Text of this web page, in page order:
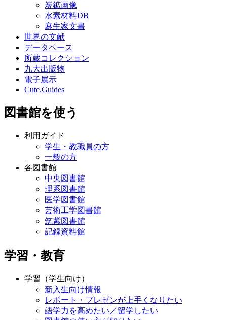
炭鉱画像
水素材料DB
麻生家文書
世界の文献
データベース
所蔵コレクション
九大出版物
電子展示
Cute.Guides
図書館を使う
利用ガイド
学生・教職員の方
一般の方
各図書館
中央図書館
理系図書館
医学図書館
芸術工学図書館
筑紫図書館
記録資料館
学習・教育
学習（学生向け）
新入生向け情報
レポート・プレゼンが上手くなりたい
語学力を高めたい／留学したい